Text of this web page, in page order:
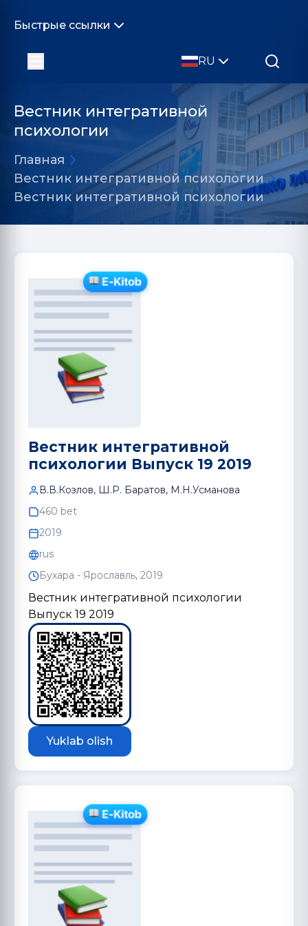
Быстрые ссылки
RU
Вестник интегративной
психологии
Главная
Вестник интегративной психологии
Вестник интегративной психологии
Вестник интегративной
психологии Выпуск 19 2019
В.В.Козлов, Ш.Р. Баратов, М.Н.Усмановa
460 bet
2019
rus
Бухара - Ярославль, 2019
Вестник интегративной психологии
Выпуск 19 2019
Yuklab olish